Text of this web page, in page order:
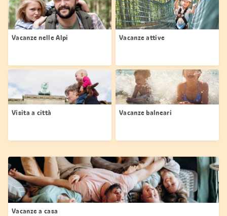
Vacanze nelle Alpi Vacanze attive
Visita a città Vacanze balneari
Vacanze a casa